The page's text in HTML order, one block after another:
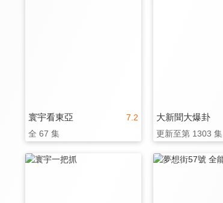
7.2
寰宇看東亞
全 67 集
大新聞大爆卦
更新至第 1303 集